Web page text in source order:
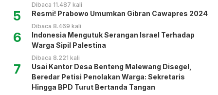
Dibaca 11.487 kali
5 Resmi! Prabowo Umumkan Gibran Cawapres 2024
Dibaca 8.469 kali
6
Indonesia Mengutuk Serangan Israel Terhadap
Warga Sipil Palestina
Dibaca 8.221 kali
7
Usai Kantor Desa Benteng Malewang Disegel,
Beredar Petisi Penolakan Warga: Sekretaris
Hingga BPD Turut Bertanda Tangan